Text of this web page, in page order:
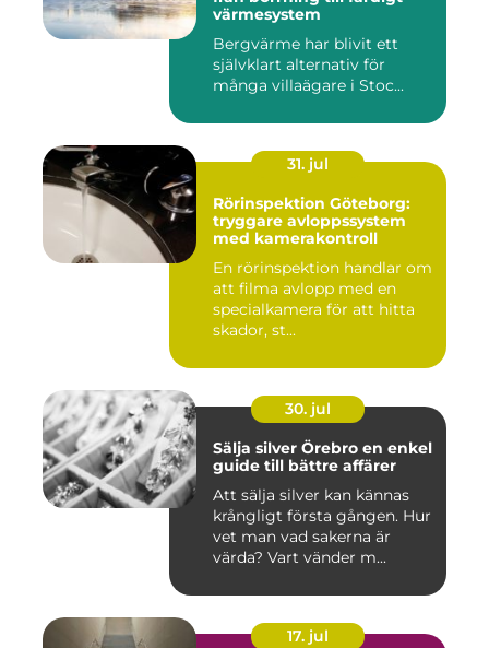
värmesystem
Bergvärme har blivit ett
självklart alternativ för
många villaägare i Stoc...
31. jul
Rörinspektion Göteborg:
tryggare avloppssystem
med kamerakontroll
En rörinspektion handlar om
att filma avlopp med en
specialkamera för att hitta
skador, st...
30. jul
Sälja silver Örebro en enkel
guide till bättre affärer
Att sälja silver kan kännas
krångligt första gången. Hur
vet man vad sakerna är
värda? Vart vänder m...
17. jul